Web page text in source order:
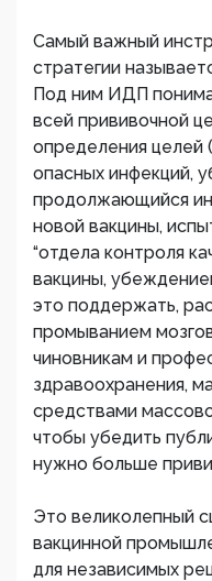
Самый важный
стратегии
Под ним ИДП
всей прививочной
определения целей
опасных инфекций,
продолжающийся
новой вакцины,
“отдела контроля
вакцины,
это поддержать,
промыванием
чиновникам и
здравоохранения,
средствами
чтобы убедить
нужно больше
Это великолепный
вакцинной
для независимых